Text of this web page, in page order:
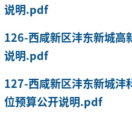
说明.pdf
126-西咸新区沣东新城高
说明.pdf
127-西咸新区沣东新城沣
位预算公开说明.pdf